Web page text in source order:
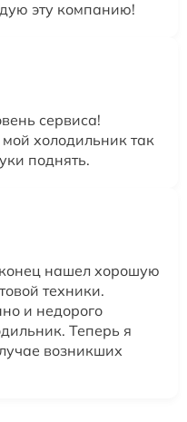
эту компанию!
сервиса!
холодильник так
поднять.
нашел хорошую
техники.
и недорого
Теперь я
возникших